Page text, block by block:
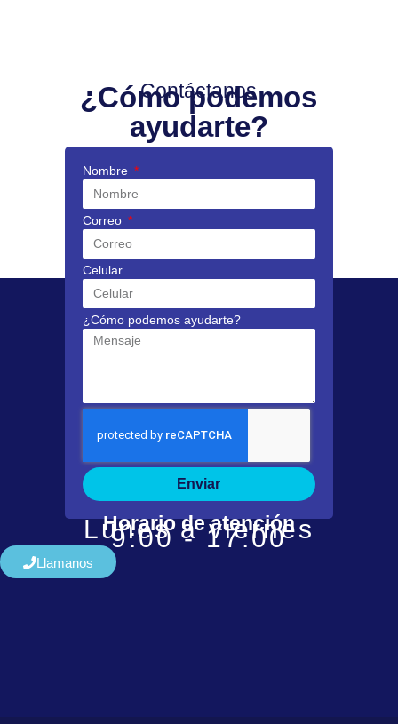
Contáctanos
¿Cómo podemos
ayudarte?
Nombre
Correo
Celular
¿Cómo podemos ayudarte?
Enviar
Horario de atención
Lunes a viernes
9:00 - 17:00
Llamanos